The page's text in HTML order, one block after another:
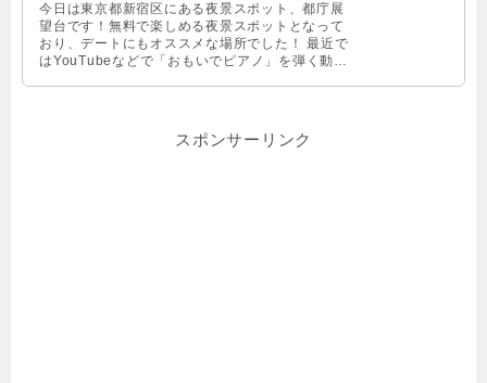
今日は東京都新宿区にある夜景スポット、都庁展
望台です！無料で楽しめる夜景スポットとなって
おり、デートにもオススメな場所でした！ 最近で
はYouTubeなどで「おもいでピアノ」を弾く動画
スポンサーリンク